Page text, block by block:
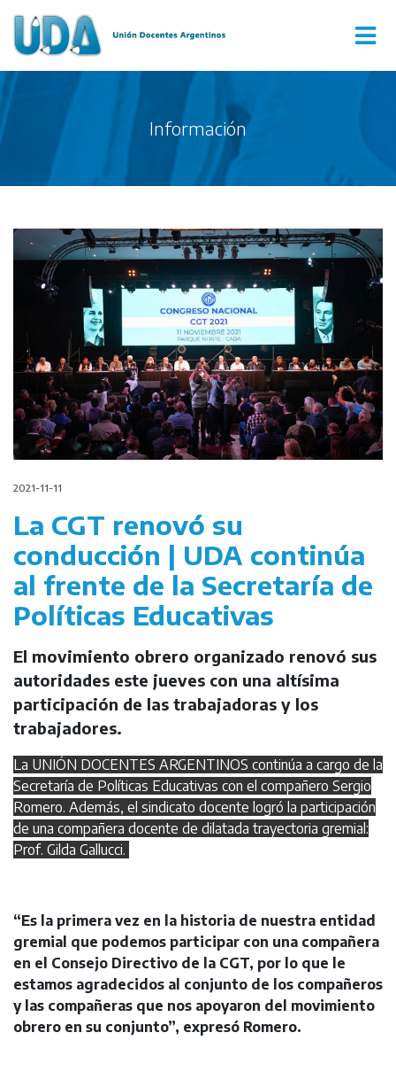
Información
2021-11-11
La CGT renovó su
conducción | UDA continúa
al frente de la Secretaría de
Políticas Educativas
El movimiento obrero organizado renovó sus
autoridades este jueves con una altísima
participación de las trabajadoras y los
trabajadores.
La UNIÓN DOCENTES ARGENTINOS continúa a cargo de la
Secretaría de Políticas Educativas con el compañero Sergio
Romero. Además, el sindicato docente logró la participación
de una compañera docente de dilatada trayectoria gremial:
Prof. Gilda Gallucci.
“Es la primera vez en la historia de nuestra entidad
gremial que podemos participar con una compañera
en el Consejo Directivo de la CGT, por lo que le
estamos agradecidos al conjunto de los compañeros
y las compañeras que nos apoyaron del movimiento
obrero en su conjunto”, expresó Romero.